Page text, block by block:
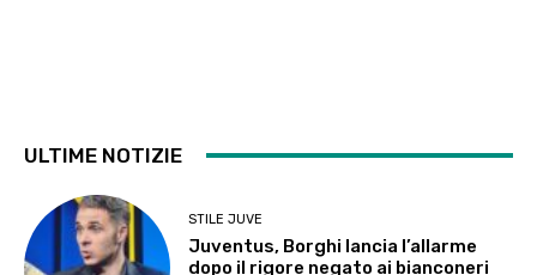
ULTIME NOTIZIE
STILE JUVE
Juventus, Borghi lancia l’allarme
dopo il rigore negato ai bianconeri